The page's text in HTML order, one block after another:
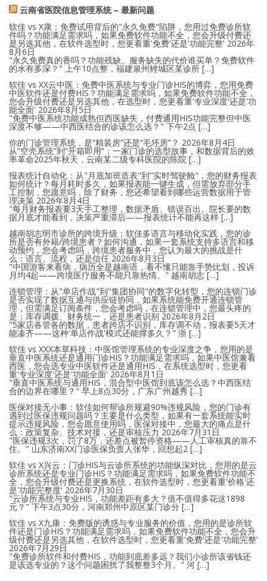
云南省医院信息管理系统 – 最新问题
软佳 vs X康：免费试用背后的"永久免费"陷阱，您用过免费诊所软
件吗？功能满足需求吗，如果免费软件功能不全，您会升级付费还
是另选其他，在软件选型时，您更看重'免费'还是'功能完整' 2026年
8月6日
"永久免费真的香吗？功能残缺、服务缺失的代价谁买单？免费软件
的水有多深？" 上午10点整，福建泉州鲤城区某诊所 […]
软佳 vs XX云中医：免费中医系统与专业门诊HIS的博弈，您用免费
中医软件还是付费HIS？功能满足需求吗，如果免费软件功能不全，
您会升级付费还是另选其他，在选型时，您更看重'专业深度'还是'功
能全面' 2026年8月5日
"免费中医系统功能成熟但西医缺失，付费通用HIS功能完整但中医
深度不够——中西医结合的诊该怎么选？" 下午2点 […]
你的门诊管理系统，是“精装房”还是“毛坯房”？ 2026年8月4日
从“空壳系统”到“开箱即用”：一家门诊的选型故事，和数据背后的效
率革命2025年秋天，云南某二级专科医院的陈院 […]
报表统计自动化：从"月底加班造表"到"实时驾驶舱"，您的财务报表
如何统计？每月耗时多久，如果报表能一键生成，但需放弃部分手
工控制，您愿意吗，除了财务，您还希望看到哪些运营数据用于管
理决策 2026年8月4日
"每月财务报表要3天手工整理，数据矛盾、错误百出。院长要的数
据月底才能看到，决策严重滞后——报表统计不能再这样 […]
越南胡志明市诊所的跨境升级：软佳多语言与移动化实践，您的诊
所是否有外籍/跨境患者？如何沟通，如果一套系统支持多语言和移
动预约，您会考虑吗，跨境患者服务中，您认为最大的挑战是什
么：语言、流程，还是信任 2026年8月3日
"中国游客来看病，病历全是越南语，看不懂只能靠手势比划，投诉
月均4起——跨境医疗服务不能只靠热情。" 越南胡志 […]
连锁管理：从"单店作战"到"集团协同"的数字化转型，您的连锁门诊
是否实现了数据互通与供应链协同，如果系统能免费开通连锁管
理，但需满足订阅条件，您会考虑吗，在连锁管理中，您最头疼的
是：库存调拨、财务统一，还是患者识别 2026年8月2日
"5家店各管各的数据，患者跨店不识别，库存调不动，报表要5天才
能凑齐——这种'单店作战'模式还能撑多久？" 浙 […]
软佳 vs XXX本草科技：中医馆管理系统的专业深度之争，您用的是
垂直中医系统还是通用门诊HIS？功能满足需求吗，如果中医馆兼看
西医，您会选专业中医软件还是通用HIS，在系统选型时，您更看
重'专业深度'还是'功能全面' 2026年8月1日
"垂直中医系统与通用HIS，混合型中医馆到底该怎么选？中西医结
合的边界在哪里？" 早上8点30分，广东广州越秀 […]
医保对接无小事：软佳如何帮诊所规避90%违规风险，您的门诊有
遇到过医保违规问题吗？主要是什么类型，如果有一套系统能实时
提示违规风险，您会愿意使用吗，医保对接中，您最大的痛点是什
么：政策复杂、技术对接，还是审核压力 2026年7月31日
"医保违规3次，罚了8万，还差点被暂停资格——人工审核真的靠不
住。" 山东济南XX门诊医保负责人张华，回想起2 […]
软佳 vs X兴云：门诊HIS与云诊所系统的功能纵深对比，您用的是云
诊所系统还是专业门诊HIS？功能满足需求吗，如果免费软件功能不
全，您会升级付费还是更换系统，在软件选型时，您更看重'价格'还
是'功能完整度' 2026年7月30日
"云诊所系统与专业HIS，功能差距有多大？值不值得多花这1898
元？" 下午3点30分，河南郑州中原区某门诊分 […]
软佳 vs X九康：免费版的诱惑与专业服务的价值，您用的是诊所软
件还是门诊HIS？功能满足需求吗，如果免费软件功能不全，您会升
级付费还是另选其他，在软件选型时，您更看重'免费'还是'功能完整'
2026年7月29日
"免费诊所软件和付费HIS，功能到底差多远？我们小诊所该省钱还
是该选专业的？这个问题困扰了我整整3个月。" 河 […]